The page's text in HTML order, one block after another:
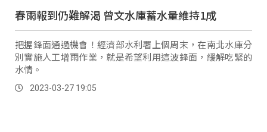
春雨報到仍難解渴 曾文水庫蓄水量維持1成
把握鋒面通過機會！經濟部水利署上個周末，在南北水庫分
別實施人工增雨作業，就是希望利用這波鋒面，緩解吃緊的
水情。
2023-03-27 19:05